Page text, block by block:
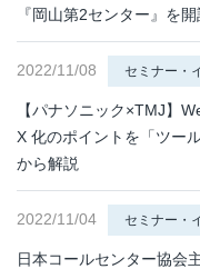
『岡山第2センター』を開
2022/11/08 セミナー・
【パナソニック×TMJ
X 化のポイントを「ツー
から解説
2022/11/04 セミナー・
日本コールセンター協会